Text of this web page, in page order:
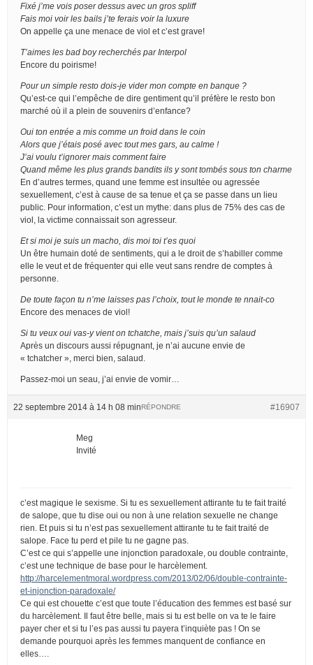
Fixé j’me vois poser dessus avec un gros spliff
Fais moi voir les bails j’te ferais voir la luxure
On appelle ça une menace de viol et c’est grave!
T’aimes les bad boy recherchés par Interpol
Encore du poirisme!
Pour un simple resto dois-je vider mon compte en banque ?
Qu’est-ce qui l’empêche de dire gentiment qu’il préfère le resto bon
marché où il a plein de souvenirs d’enfance?
Oui ton entrée a mis comme un froid dans le coin
Alors que j’étais posé avec tout mes gars, au calme !
J’ai voulu t’ignorer mais comment faire
Quand même les plus grands bandits ils y sont tombés sous ton charme
En d’autres termes, quand une femme est insultée ou agressée
sexuellement, c’est à cause de sa tenue et ça se passe dans un lieu
public. Pour information, c’est un mythe: dans plus de 75% des cas de
viol, la victime connaissait son agresseur.
Et si moi je suis un macho, dis moi toi t’es quoi
Un être humain doté de sentiments, qui a le droit de s’habiller comme
elle le veut et de fréquenter qui elle veut sans rendre de comptes à
personne.
De toute façon tu n’me laisses pas l’choix, tout le monde te nnait-co
Encore des menaces de viol!
Si tu veux oui vas-y vient on tchatche, mais j’suis qu’un salaud
Après un discours aussi répugnant, je n’ai aucune envie de
« tchatcher », merci bien, salaud.
Passez-moi un seau, j’ai envie de vomir…
22 septembre 2014 à 14 h 08 min #16907
RÉPONDRE
Meg
Invité
c’est magique le sexisme. Si tu es sexuellement attirante tu te fait traité
de salope, que tu dise oui ou non à une relation sexuelle ne change
rien. Et puis si tu n’est pas sexuellement attirante tu te fait traité de
salope. Face tu perd et pile tu ne gagne pas.
C’est ce qui s’appelle une injonction paradoxale, ou double contrainte,
c’est une technique de base pour le harcèlement.
http://harcelementmoral.wordpress.com/2013/02/06/double-contrainte-
et-injonction-paradoxale/
Ce qui est chouette c’est que toute l’éducation des femmes est basé sur
du harcèlement. Il faut être belle, mais si tu est belle on va te le faire
payer cher et si tu l’es pas aussi tu payera t’inquiète pas ! On se
demande pourquoi après les femmes manquent de confiance en
elles….